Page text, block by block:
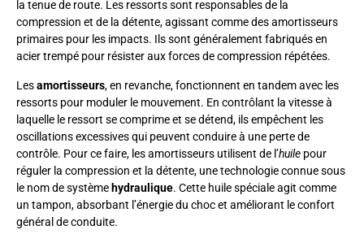
la tenue de route. Les ressorts sont responsables de la
compression et de la détente, agissant comme des amortisseurs
primaires pour les impacts. Ils sont généralement fabriqués en
acier trempé pour résister aux forces de compression répétées.
Lesamortisseurs, en revanche, fonctionnent en tandem avec les
ressorts pour moduler le mouvement. En contrôlant la vitesse à
laquelle le ressort se comprime et se détend, ils empêchent les
oscillations excessives qui peuvent conduire à une perte de
contrôle. Pour ce faire, les amortisseurs utilisent de l’huile pour
réguler la compression et la détente, une technologie connue sous
le nom de système hydraulique. Cette huile spéciale agit comme
un tampon, absorbant l’énergie du choc et améliorant le confort
général de conduite.